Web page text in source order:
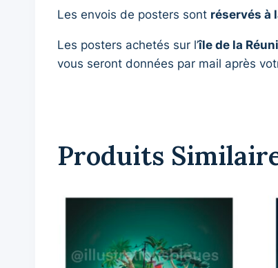
Les envois de posters sont réservés à
Les posters achetés sur l’île de la
vous seront données par mail après
Produits